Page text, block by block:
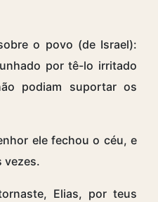
o povo (de Israel):
por tê-lo irritado
podiam suportar os
ele fechou o céu, e
vezes.
Elias, por teus